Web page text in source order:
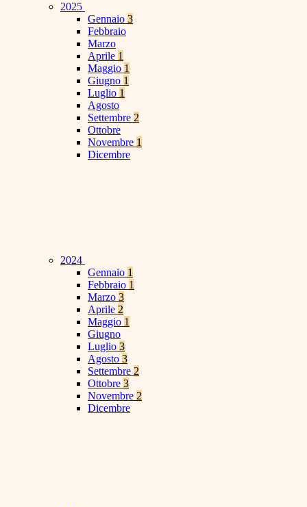
2025
Gennaio 3
Febbraio
Marzo
Aprile 1
Maggio 1
Giugno 1
Luglio 1
Agosto
Settembre 2
Ottobre
Novembre 1
Dicembre
2024
Gennaio 1
Febbraio 1
Marzo 3
Aprile 2
Maggio 1
Giugno
Luglio 3
Agosto 3
Settembre 2
Ottobre 3
Novembre 2
Dicembre